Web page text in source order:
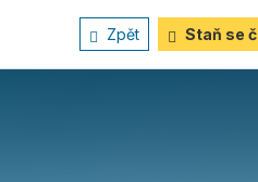
Zpět Staň se